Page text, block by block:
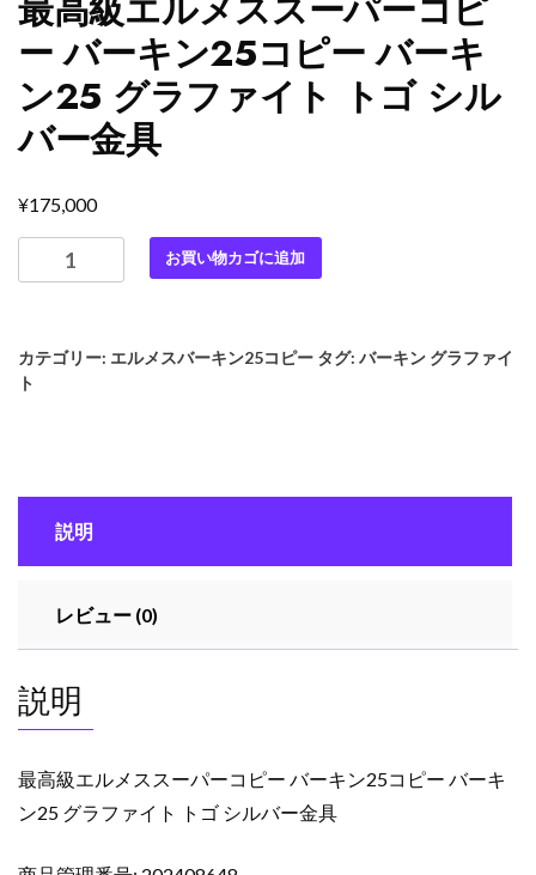
最高級エルメススーパーコピ
ー バーキン25コピー バーキ
ン25 グラファイト トゴ シル
バー金具
¥175,000
高
ル
メ
コ
バ
ー
キ
25
コ
ピ
お買い物カゴに追加
カテゴリー: エルメスバーキン25コピー タグ: バーキン グラファイ
ト
説明
レビュー (0)
説明
最高級エルメススーパーコピー バーキン25コピー バーキ
ン25 グラファイト トゴ シルバー金具